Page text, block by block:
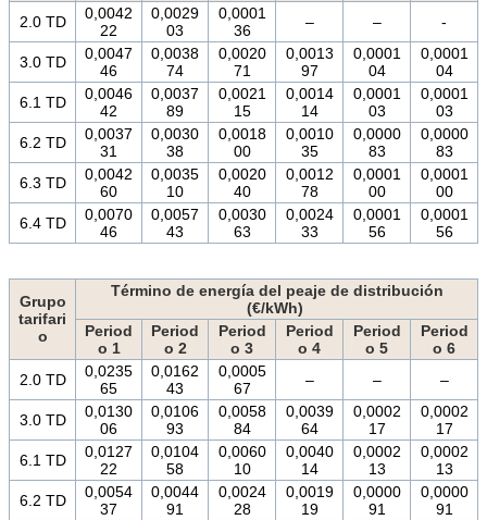
2.0 TD
0,0042
22
0,0029
03
0,0001
36
– – -
3.0 TD
0,0047
46
0,0038
74
0,0020
71
0,0013
97
0,0001
04
0,0001
04
6.1 TD
0,0046
42
0,0037
89
0,0021
15
0,0014
14
0,0001
03
0,0001
03
6.2 TD
0,0037
31
0,0030
38
0,0018
00
0,0010
35
0,0000
83
0,0000
83
6.3 TD
0,0042
60
0,0035
10
0,0020
40
0,0012
78
0,0001
00
0,0001
00
6.4 TD
0,0070
46
0,0057
43
0,0030
63
0,0024
33
0,0001
56
0,0001
56
Grupo
tarifari
o
Término de energía del peaje de distribución
(€/kWh)
Period
o 1
Period
o 2
Period
o 3
Period
o 4
Period
o 5
Period
o 6
2.0 TD
0,0235
65
0,0162
43
0,0005
67
– – –
3.0 TD
0,0130
06
0,0106
93
0,0058
84
0,0039
64
0,0002
17
0,0002
17
6.1 TD
0,0127
22
0,0104
58
0,0060
10
0,0040
14
0,0002
13
0,0002
13
6.2 TD
0,0054
37
0,0044
91
0,0024
28
0,0019
19
0,0000
91
0,0000
91